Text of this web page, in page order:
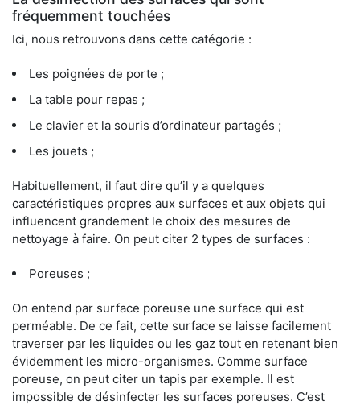
fréquemment touchées
Ici, nous retrouvons dans cette catégorie :
Les poignées de porte ;
La table pour repas ;
Le clavier et la souris d’ordinateur partagés ;
Les jouets ;
Habituellement, il faut dire qu’il y a quelques
caractéristiques propres aux surfaces et aux objets qui
influencent grandement le choix des mesures de
nettoyage à faire. On peut citer 2 types de surfaces :
Poreuses ;
On entend par surface poreuse une surface qui est
perméable. De ce fait, cette surface se laisse facilement
traverser par les liquides ou les gaz tout en retenant bien
évidemment les micro-organismes. Comme surface
poreuse, on peut citer un tapis par exemple. Il est
impossible de désinfecter les surfaces poreuses. C’est